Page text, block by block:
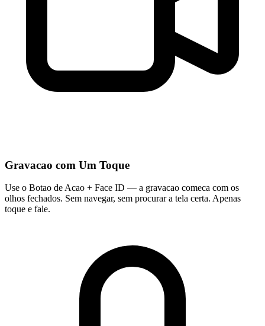
Gravacao com Um Toque
Use o Botao de Acao + Face ID — a gravacao comeca com os
olhos fechados. Sem navegar, sem procurar a tela certa. Apenas
toque e fale.